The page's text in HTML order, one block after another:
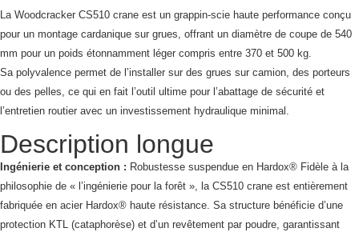
La Woodcracker CS510 crane est un grappin-scie haute performance conçu
pour un montage cardanique sur grues, offrant un diamètre de coupe de 540
mm pour un poids étonnamment léger compris entre 370 et 500 kg.
Sa polyvalence permet de l’installer sur des grues sur camion, des porteurs
ou des pelles, ce qui en fait l’outil ultime pour l’abattage de sécurité et
l’entretien routier avec un investissement hydraulique minimal.
Description longue
Ingénierie et conception : Robustesse suspendue en Hardox® Fidèle à la
philosophie de « l’ingénierie pour la forêt », la CS510 crane est entièrement
fabriquée en acier Hardox® haute résistance. Sa structure bénéficie d’une
protection KTL (cataphorèse) et d’un revêtement par poudre, garantissant